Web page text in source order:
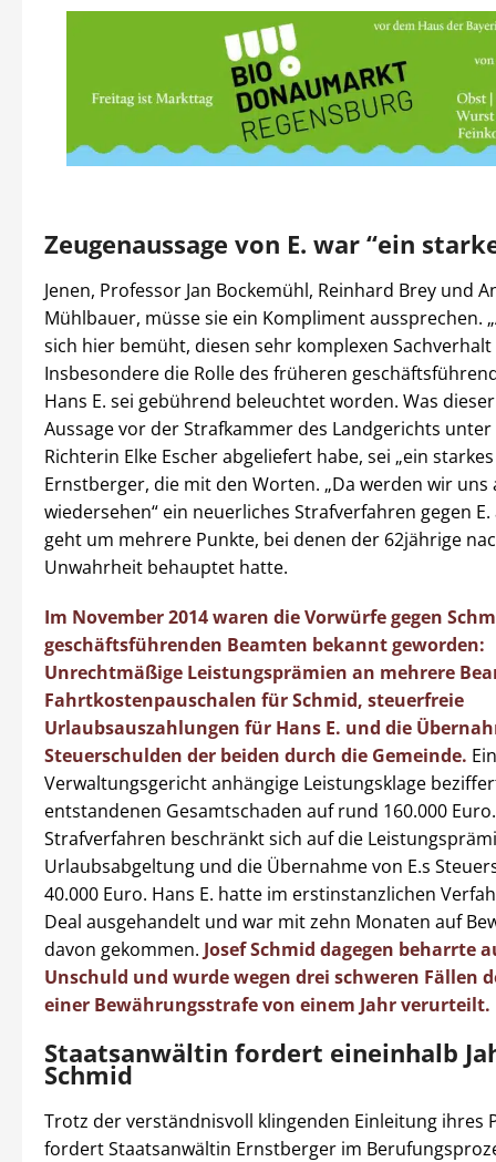
Zeugenaussage von E. war “ein
Jenen, Professor Jan Bockemühl, Reinhard Brey und
Mühlbauer, müsse sie ein Kompliment aussprechen.
sich hier bemüht, diesen sehr komplexen Sachverhalt
Insbesondere die Rolle des früheren
Hans E. sei gebührend beleuchtet worden. Was
Aussage vor der Strafkammer des Landgerichts
Richterin Elke Escher abgeliefert habe, sei „ein starkes
Ernstberger, die mit den Worten. „Da werden wir uns
wiedersehen“ ein neuerliches Strafverfahren gegen
geht um mehrere Punkte, bei denen der 62jährige
Unwahrheit behauptet hatte.
Im November 2014 waren die Vorwürfe gegen
geschäftsführenden Beamten bekannt geworden:
Unrechtmäßige Leistungsprämien an mehrere
Fahrtkostenpauschalen für Schmid, steuerfreie
Urlaubsauszahlungen für Hans E. und die
Steuerschulden der beiden durch die Gemeinde.
Verwaltungsgericht anhängige Leistungsklage
entstandenen Gesamtschaden auf rund 160.000
Strafverfahren beschränkt sich auf die
Urlaubsabgeltung und die Übernahme von E.s
40.000 Euro. Hans E. hatte im erstinstanzlichen
Deal ausgehandelt und war mit zehn Monaten auf
davon gekommen. Josef Schmid dagegen beharrte
Unschuld und wurde wegen drei schweren Fällen
einer Bewährungsstrafe von einem Jahr verurteilt.
Staatsanwältin fordert eineinhalb
Schmid
Trotz der verständnisvoll klingenden Einleitung ihres
fordert Staatsanwältin Ernstberger im